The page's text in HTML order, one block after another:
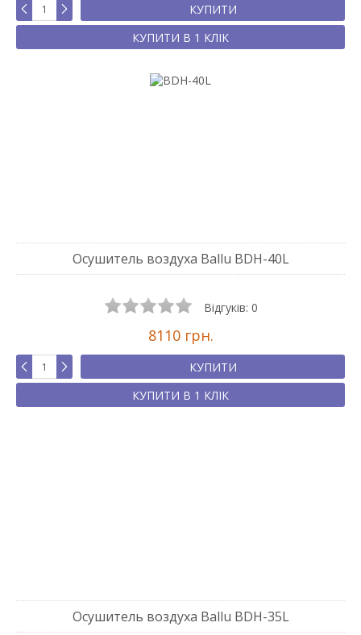
КУПИТИ
КУПИТИ В 1 КЛІК
Осушитель воздуха Ballu BDH-40L
Відгуків: 0
8110 грн.
КУПИТИ
КУПИТИ В 1 КЛІК
Осушитель воздуха Ballu BDH-35L